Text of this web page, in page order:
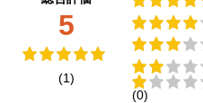
5
(1)
(0)